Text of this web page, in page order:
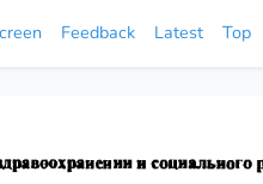
Feedback Latest Top